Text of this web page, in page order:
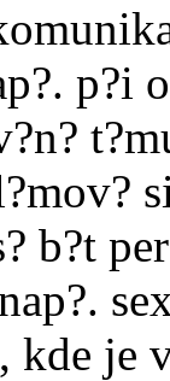
p?i
b?t
kde je